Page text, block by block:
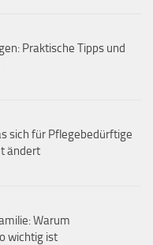
Praktische Tipps und
sich für Pflegebedürftige
ändert
Warum
wichtig ist